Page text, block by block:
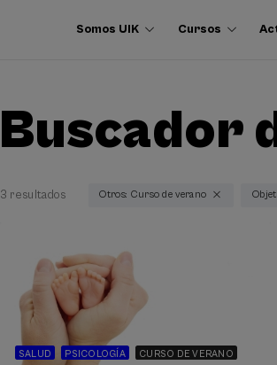
Somos UIK Cursos
Buscador
3 resultados Otros: Curso de verano
SALUD PSICOLOGÍA CURSO DE VERANO